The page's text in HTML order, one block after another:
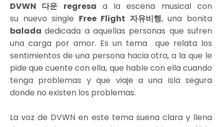
DVWN 다운 regresa a la escena musical con
su nuevo single Free Flight 자유비행, una bonita
baladadedicada a aquellas personas que sufren
una carga por amor. Es un tema que relata los
sentimientos de una persona hacia otra, a la que le
pide que cuente con ella, que hable con ella cuando
tenga problemas y que viaje a una isla segura
donde no existen los problemas.
La voz de DVWN en este tema suena clara y llena